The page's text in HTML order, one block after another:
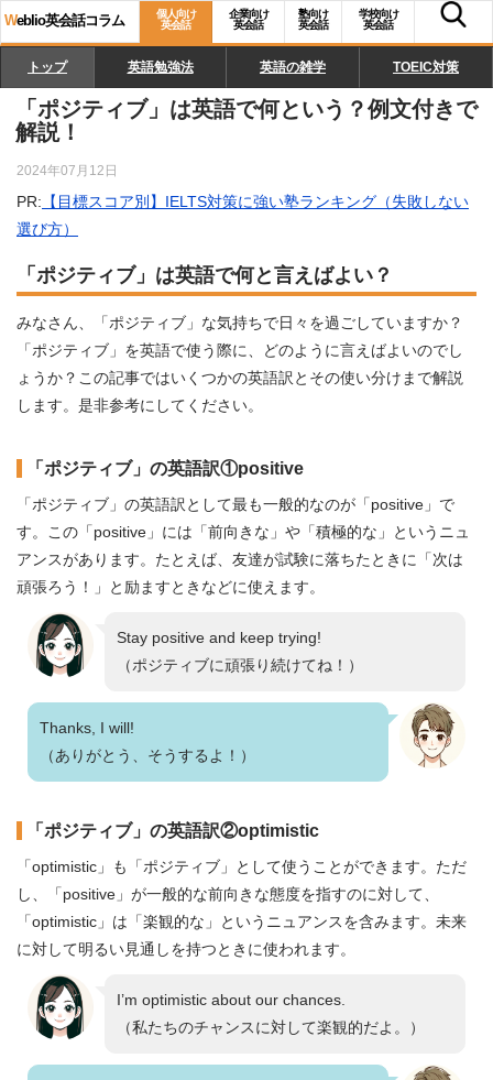
Weblio英会話コラム
個人向け
英会話
企業向け
英会話
塾向け
英会話
学校向け
英会話
トップ 英語勉強法 英語の雑学 TOEIC対策
「ポジティブ」は英語で何という？例文付きで
解説！
2024年07月12日
PR: 【目標スコア別】IELTS対策に強い塾ランキング（失敗しない
選び方）
「ポジティブ」は英語で何と言えばよい？
みなさん、「ポジティブ」な気持ちで日々を過ごしていますか？
「ポジティブ」を英語で使う際に、どのように言えばよいのでし
ょうか？この記事ではいくつかの英語訳とその使い分けまで解説
します。是非参考にしてください。
「ポジティブ」の英語訳①positive
「ポジティブ」の英語訳として最も一般的なのが「positive」で
す。この「positive」には「前向きな」や「積極的な」というニュ
アンスがあります。たとえば、友達が試験に落ちたときに「次は
頑張ろう！」と励ますときなどに使えます。
Stay positive and keep trying!
（ポジティブに頑張り続けてね！）
Thanks, I will!
（ありがとう、そうするよ！）
「ポジティブ」の英語訳②optimistic
「optimistic」も「ポジティブ」として使うことができます。ただ
し、「positive」が一般的な前向きな態度を指すのに対して、
「optimistic」は「楽観的な」というニュアンスを含みます。未来
に対して明るい見通しを持つときに使われます。
I’m optimistic about our chances.
（私たちのチャンスに対して楽観的だよ。）